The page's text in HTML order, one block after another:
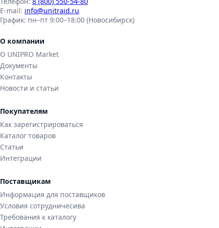
E-mail: info@unitraid.ru
График: пн–пт 9:00–18:00 (Новосибирск)
О компании
О UNIPRO Market
Документы
Контакты
Новости и статьи
Покупателям
Как зарегистрироваться
Каталог товаров
Статьи
Интеграции
Поставщикам
Информация для поставщиков
Условия сотрудничесива
Требования к каталогу